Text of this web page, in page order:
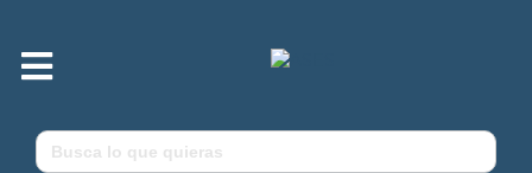
Menú
Buscar: